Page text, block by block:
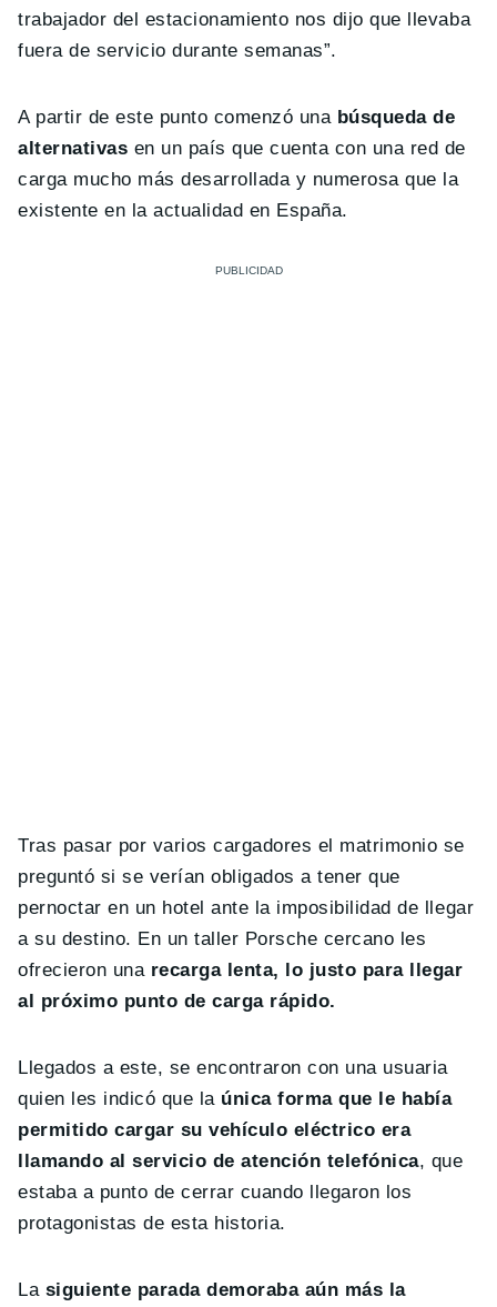
trabajador del estacionamiento nos dijo que llevaba
fuera de servicio durante semanas”.
A partir de este punto comenzó una búsqueda de
alternativas en un país que cuenta con una red de
carga mucho más desarrollada y numerosa que la
existente en la actualidad en España.
Tras pasar por varios cargadores el matrimonio se
preguntó si se verían obligados a tener que
pernoctar en un hotel ante la imposibilidad de llegar
a su destino. En un taller Porsche cercano les
ofrecieron una recarga lenta, lo justo para llegar
al próximo punto de carga rápido.
Llegados a este, se encontraron con una usuaria
quien les indicó que la única forma que le había
permitido cargar su vehículo eléctrico era
llamando al servicio de atención telefónica, que
estaba a punto de cerrar cuando llegaron los
protagonistas de esta historia.
La siguiente parada demoraba aún más la